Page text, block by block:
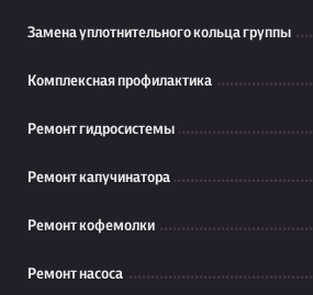
Замена уплотнительного кольца группы
Комплексная профилактика
Ремонт гидросистемы
Ремонт капучинатора
Ремонт кофемолки
Ремонт насоса